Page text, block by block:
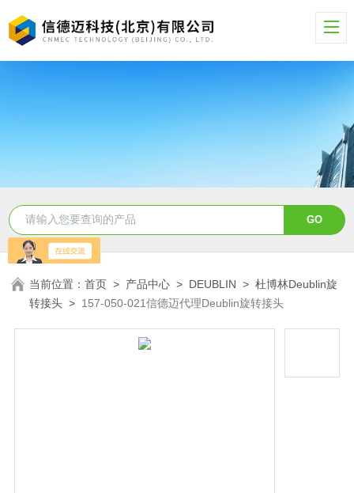
当前位置：首页 > 产品中心 > DEUBLIN >杜博林Deublin旋
转接头 > 157-050-021信德迈代理Deublin旋转接头